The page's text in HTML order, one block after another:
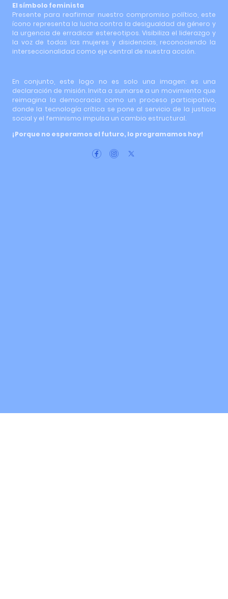
El símbolo feminista
Presente para reafirmar nuestro compromiso político, este
ícono representa la lucha contra la desigualdad de género y
la urgencia de erradicar estereotipos. Visibiliza el liderazgo y
la voz de todas las mujeres y disidencias, reconociendo la
interseccionalidad como eje central de nuestra acción.
En conjunto, este logo no es solo una imagen: es una
declaración de misión. Invita a sumarse a un movimiento que
reimagina la democracia como un proceso participativo,
donde la tecnología crítica se pone al servicio de la justicia
social y el feminismo impulsa un cambio estructural.
¡Porque no esperamos el futuro, lo programamos hoy!